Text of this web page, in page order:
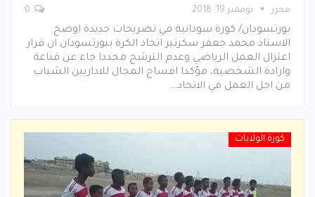
محرر نوفمبر 19, 2018
بورتسودان/ كورة سودانية في تصريحات جديدة اوضح
الاستاذ محمد جعفر سكرتير اتحاد الكرة ببورتسودان ان قرار
اعتزال العمل الرياضي وعدم الترشح مجددا جاء عن قناعة
وارادة الشخصية، مؤكدا افساح المجال للاداريين الشباب
من اجل العمل في الاتحاد…
كورة الولايات